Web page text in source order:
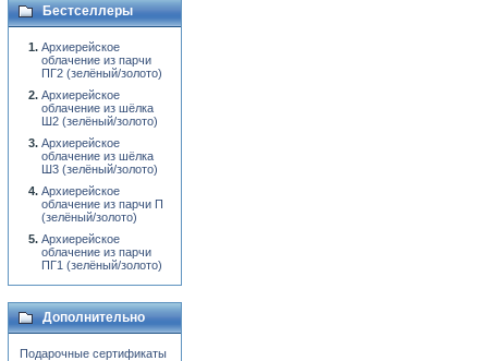
Бестселлеры
Архиерейское
облачение из парчи
ПГ2 (зелёный/золото)
Архиерейское
облачение из шёлка
Ш2 (зелёный/золото)
Архиерейское
облачение из шёлка
Ш3 (зелёный/золото)
Архиерейское
облачение из парчи П
(зелёный/золото)
Архиерейское
облачение из парчи
ПГ1 (зелёный/золото)
Дополнительно
Подарочные сертификаты